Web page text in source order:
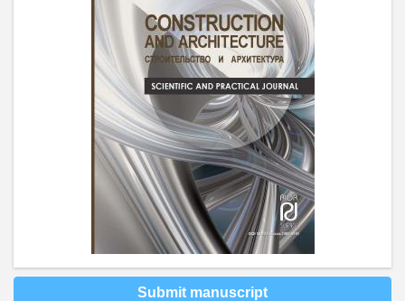
Submit manuscript